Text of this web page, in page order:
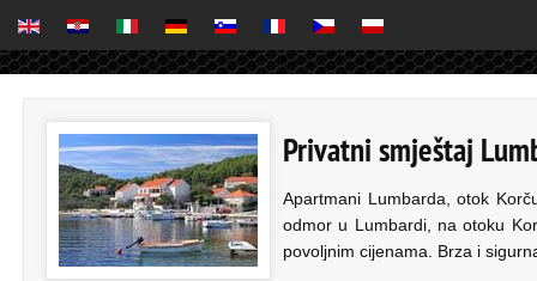
Privatni smještaj
Apartmani Lumbarda, otok
odmor u Lumbardi, na otoku
povoljnim cijenama. Brza i